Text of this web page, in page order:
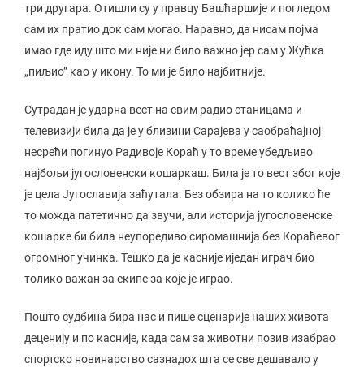
три другара. Отишли су у правцу Башћаршије и погледом
сам их пратио док сам могао. Наравно, да нисам појма
имао где иду што ми није ни било важно јер сам у Жућка
„пиљио” као у икону. То ми је било најбитније.
Сутрадан је ударна вест на свим радио станицама и
телевизији била да је у близини Сарајева у саобраћајној
несрећи погинуо Радивоје Кораћ у то време убедљиво
најбољи југословенски кошаркаш. Била је то вест због које
је цела Југославија заћутала. Без обзира на то колико ће
то можда патетично да звучи, али историја југословенске
кошарке би била неупоредиво сиромашнија без Кораћевог
огромног учинка. Тешко да је касније иједан играч био
толико важан за екипе за које је играо.
Пошто судбина бира нас и пише сценарије наших живота
деценију и по касније, када сам за животни позив изабрао
спортско новинарство сазнадох шта се све дешавало у